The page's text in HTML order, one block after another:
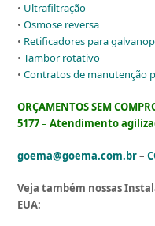
• Ultrafiltração
•Osmose reversa
• Retificadores para
•Tambor rotativo
•Contratos de manutenção
ORÇAMENTOS SEM
5177–Atendimento
goema@goema.com.br–
Veja também nossas
EUA: